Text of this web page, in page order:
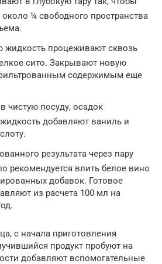
¼ свободного пространства
жидкость процеживают сквозь
сито. Закрывают новую
содержимым еще
чистую посуду, осадок
добавляют ваниль и
результата через пару
рекомендуется влить белое вино
добавок. Готовое
из расчета 100 мл на
с начала приготовления
продукт пробуют на
добавляют вспомогательные